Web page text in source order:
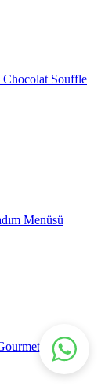
Chocolat Souffle
Menüsü
Fıstık